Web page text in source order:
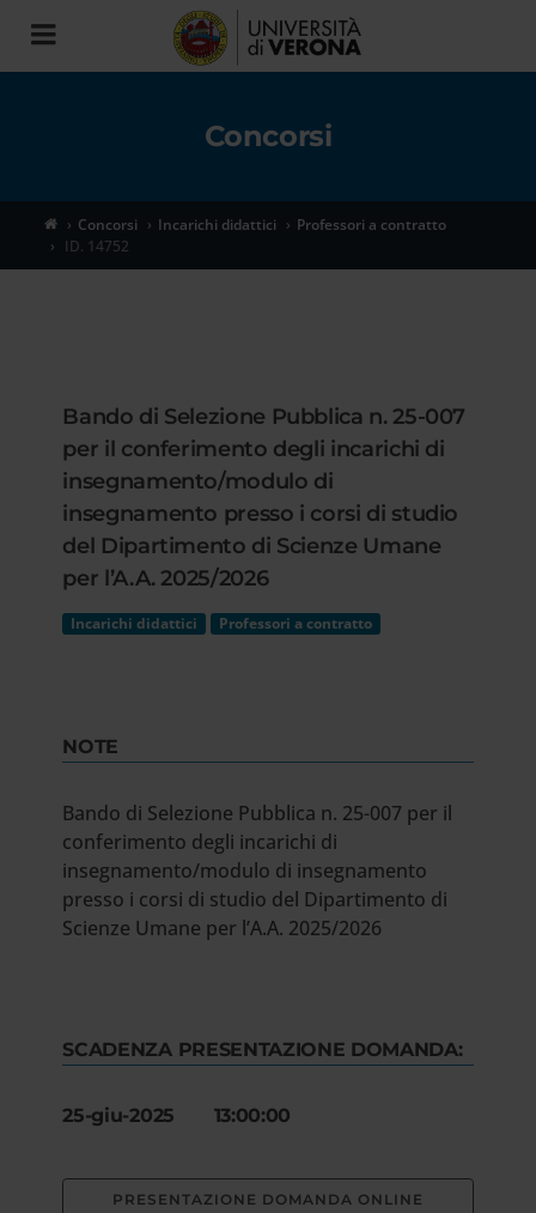
Toggle
navigation
Concorsi
Concorsi Incarichi didattici
Professori a contratto
ID. 14752
Bando di Selezione Pubblica n. 25-007
per il conferimento degli incarichi di
insegnamento/modulo di
insegnamento presso i corsi di studio
del Dipartimento di Scienze Umane
per l’A.A. 2025/2026
Incarichi didattici Professori a contratto
NOTE
Bando di Selezione Pubblica n. 25-007 per il
conferimento degli incarichi di
insegnamento/modulo di insegnamento
presso i corsi di studio del Dipartimento di
Scienze Umane per l’A.A. 2025/2026
SCADENZA PRESENTAZIONE DOMANDA:
25-giu-2025 13:00:00
PRESENTAZIONE DOMANDA ONLINE